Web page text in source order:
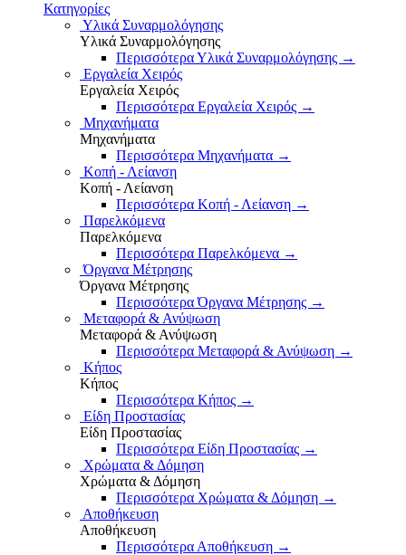
Κατηγορίες
Υλικά Συναρμολόγησης
Υλικά Συναρμολόγησης
Περισσότερα Υλικά Συναρμολόγησης →
Εργαλεία Χειρός
Εργαλεία Χειρός
Περισσότερα Εργαλεία Χειρός →
Μηχανήματα
Μηχανήματα
Περισσότερα Μηχανήματα →
Κοπή - Λείανση
Κοπή - Λείανση
Περισσότερα Κοπή - Λείανση →
Παρελκόμενα
Παρελκόμενα
Περισσότερα Παρελκόμενα →
Όργανα Μέτρησης
Όργανα Μέτρησης
Περισσότερα Όργανα Μέτρησης →
Μεταφορά & Ανύψωση
Μεταφορά & Ανύψωση
Περισσότερα Μεταφορά & Ανύψωση →
Κήπος
Κήπος
Περισσότερα Κήπος →
Είδη Προστασίας
Είδη Προστασίας
Περισσότερα Είδη Προστασίας →
Χρώματα & Δόμηση
Χρώματα & Δόμηση
Περισσότερα Χρώματα & Δόμηση →
Αποθήκευση
Αποθήκευση
Περισσότερα Αποθήκευση →